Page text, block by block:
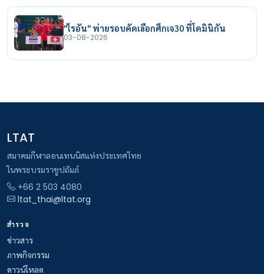
"ไรอัน" พ่ายรอบคัดเลือกศึกเจ30 ที่โดมินิกัน
03-08-2026
LTAT
สมาคมกีฬาลอนเทนนิสแห่งประเทศไทย
ในพระบรมราชูปถัมภ์
+66 2 503 4080
ltat_thai@ltat.org
สำรวจ
ข่าวสาร
ภาพกิจกรรม
ดาวน์โหลด